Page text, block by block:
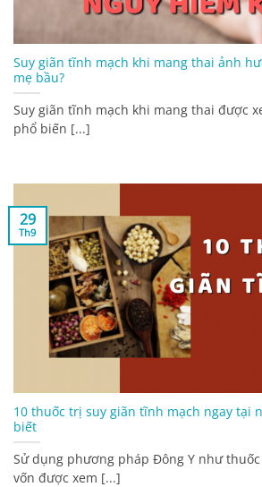
Suy giãn tĩnh mạch khi mang thai ảnh
mẹ bầu?
Suy giãn tĩnh mạch khi mang thai được
phổ biến [...]
10 thuốc trị suy giãn tĩnh mạch ngay tại
biết
Sử dụng phương pháp Đông Y như
vốn được xem [...]
29
Th9